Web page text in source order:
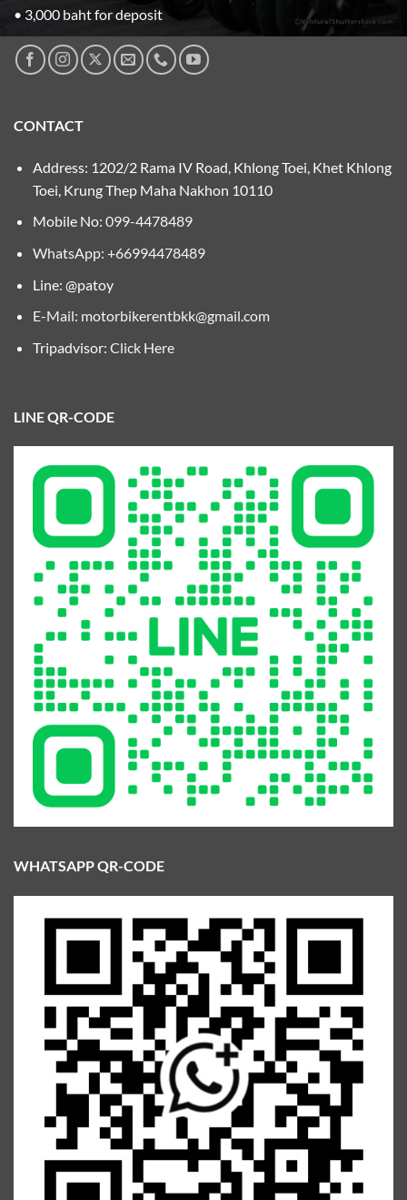
• 3,000 baht for deposit
CONTACT
Address: 1202/2 Rama IV Road, Khlong Toei, Khet Khlong
Toei, Krung Thep Maha Nakhon 10110
Mobile No: 099-4478489
WhatsApp: +66994478489
Line: @patoy
E-Mail: motorbikerentbkk@gmail.com
Tripadvisor: Click Here
LINE QR-CODE
WHATSAPP QR-CODE